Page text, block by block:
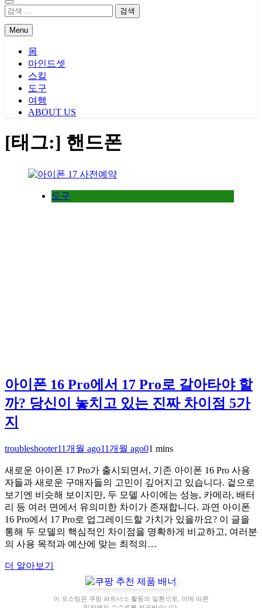
검
Menu
몸
마인드셋
스킬
도구
여행
ABOUT US
[태그:] 핸드폰
도구
아이폰 16 Pro에서 17 Pro로 갈아타야 할
까? 당신이 놓치고 있는 진짜 차이점 5가
지
troubleshooter11개월 ago11개월 ago01 mins
새로운 아이폰 17 Pro가 출시되면서, 기존 아이폰 16 Pro 사용
자들과 새로운 구매자들의 고민이 깊어지고 있습니다. 겉으로
보기엔 비슷해 보이지만, 두 모델 사이에는 성능, 카메라, 배터
리 등 여러 면에서 유의미한 차이가 존재합니다. 과연 아이폰
16 Pro에서 17 Pro로 업그레이드할 가치가 있을까요? 이 글을
통해 두 모델의 핵심적인 차이점을 명확하게 비교하고, 여러분
의 사용 목적과 예산에 맞는 최적의…
더 알아보기
이 포스팅은 쿠팡 파트너스 활동의 일환으로, 이에 따른